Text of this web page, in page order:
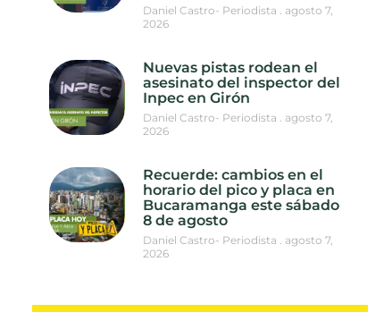
Daniel Castro- Periodista
agosto 7,
2026
Nuevas pistas rodean el
asesinato del inspector del
Inpec en Girón
Daniel Castro- Periodista
agosto 7,
2026
Recuerde: cambios en el
horario del pico y placa en
Bucaramanga este sábado
8 de agosto
Daniel Castro- Periodista
agosto 7,
2026